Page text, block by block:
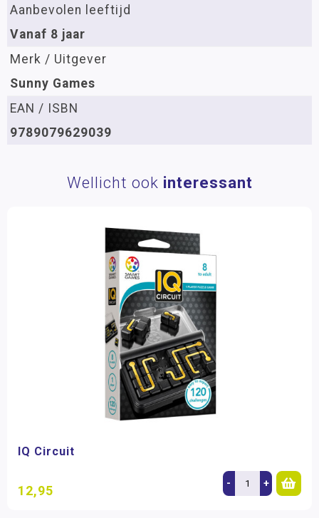
Aanbevolen leeftijd
Vanaf 8 jaar
Merk / Uitgever
Sunny Games
EAN / ISBN
9789079629039
Wellicht ook interessant
IQ Circuit
12,95 - +